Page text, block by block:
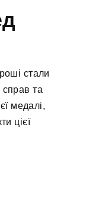
стали
та
медалі,
цієї